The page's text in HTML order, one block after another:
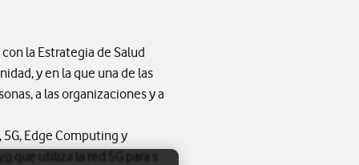
la Estrategia de Salud
y en la que una de las
a las organizaciones y a
Edge Computing y
que utiliza la red 5G para s